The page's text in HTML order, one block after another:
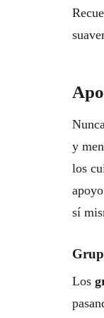
y
los
sí
Los